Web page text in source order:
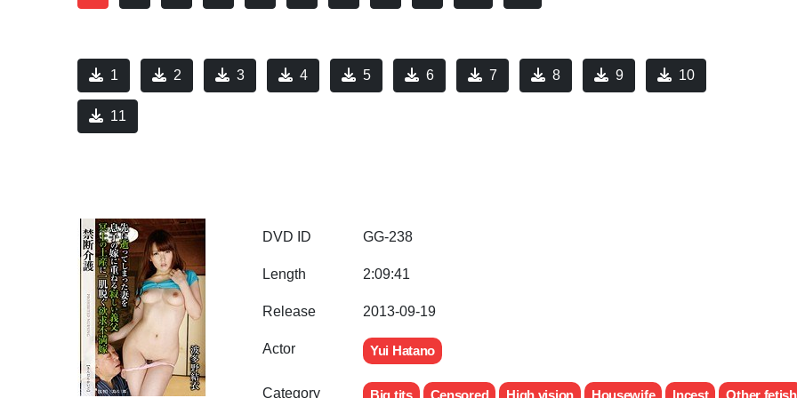
1 2 3 4 5 6 7 8 9 10
11
DVD ID GG-238
Length 2:09:41
Release 2013-09-19
Actor Yui Hatano
Category